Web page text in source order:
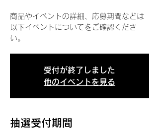
商品やイベントの詳細、応募期間などは
以下イベントについてをご確認くださ
い。
受付が終了しました
他のイベントを見る
抽選受付期間